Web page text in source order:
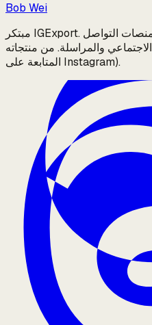
Bob Wei
مبتكر IGExport. يركّز على تطوير أدوات لمنصات التواصل
الاجتماعي والمراسلة. من منتجاته Recent Follow (أداة تتبّع نشاط
المتابعة على Instagram).